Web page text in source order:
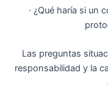
· ¿Qué haría si un
Las preguntas
responsabilidad y la